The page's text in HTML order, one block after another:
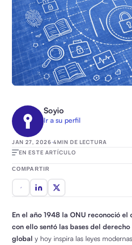
Soyio
Ir a su perfil
JAN 27, 2026·4MIN DE LECTURA
EN ESTE ARTÍCULO
COMPARTIR
En el año 1948 la ONU reconoció
con ello sentó las bases del
global y hoy inspira las leyes